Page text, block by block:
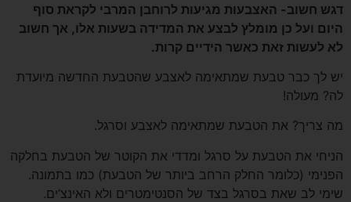
דגש חשוב- האצבעות מגיעות לרוחבן המרבי לקראת סוף
היום ועל כן מומלץ לבצע את המדידה בשעות אלו, אך חשוב
לא לעשות זאת כאשר הידיים קרות.
יש לך כבר טבעת שמתאימה לאצבע שהטבעת החדשה מיועדת
לה? מעולה!
מה צריך? את הטבעת שמתאימה לאצבע וסרגל.
הניחי את הטבעת על סרגל ומדדי את הקוטר של הטבעת בחלקה
הפנימי (כלומר החלק הרחב ביותר של הטבעת) כמו בתמונה.
שימי לב שאת בסרגל בצד של הסנטימטרים ולא האינצ’ים.